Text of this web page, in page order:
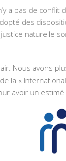
a pas de
des
naturelle
Nous avons
la «
avoir un